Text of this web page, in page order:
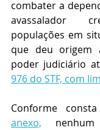
combater a
avassalador
populações em
que deu origem
poder judiciário
976 do STF, com
Conforme
anexo,